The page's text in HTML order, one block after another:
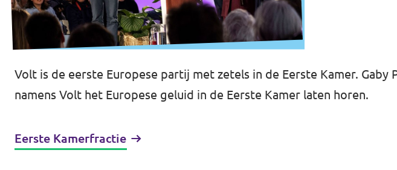
Volt is de eerste Europese partij met zetels in de Eerste Kamer. Gaby
namens Volt het Europese geluid in de Eerste Kamer laten horen.
Eerste Kamerfractie